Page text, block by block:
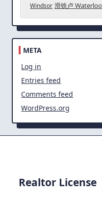
Windsor 滑铁卢 Waterloo
META
Log in
Entries feed
Comments feed
WordPress.org
Realtor License